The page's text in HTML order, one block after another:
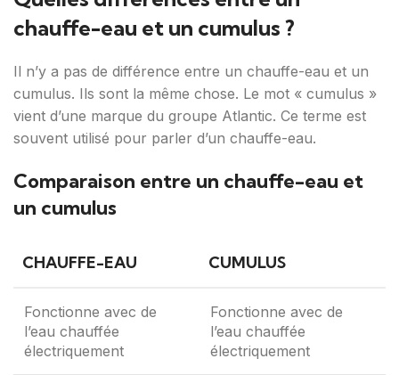
chauffe-eau et un cumulus ?
Il n’y a pas de différence entre un chauffe-eau et un
cumulus. Ils sont la même chose. Le mot « cumulus »
vient d’une marque du groupe Atlantic. Ce terme est
souvent utilisé pour parler d’un chauffe-eau.
Comparaison entre un chauffe-eau et
un cumulus
CHAUFFE-EAU CUMULUS
Fonctionne avec de
l’eau chauffée
électriquement
Fonctionne avec de
l’eau chauffée
électriquement